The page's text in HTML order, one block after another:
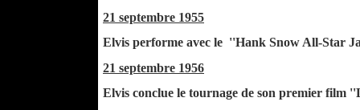
21 septembre 1955
Elvis performe avec le ''Hank Snow All-Star
21 septembre 1956
Elvis conclue le tournage de son premier film